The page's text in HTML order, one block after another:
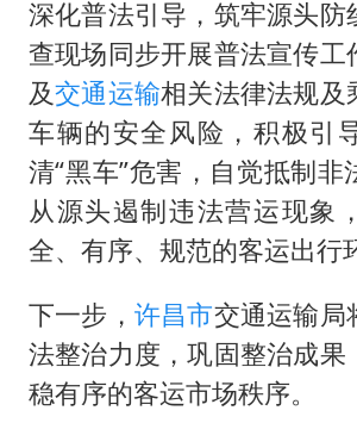
深化普法引导，筑牢源头防
查现场同步开展普法宣传工
及交通运输相关法律法规及
车辆的安全风险，积极引
清“黑车”危害，自觉抵制非
从源头遏制违法营运现象
全、有序、规范的客运出行
下一步， 许昌市交通运输局
法整治力度，巩固整治成果
稳有序的客运市场秩序。